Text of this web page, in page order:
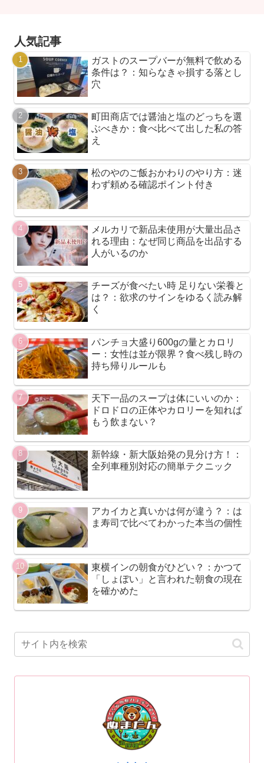
人気記事
ガストのスープバーが無料で飲める
条件は？：知らなきゃ損する落とし
穴
町田商店では醤油と塩のどっちを選
ぶべきか：食べ比べて出した私の答
え
松のやのご飯おかわりのやり方：迷
わず頼める確認ポイント付き
メルカリで新品未使用が大量出品さ
れる理由：なぜ同じ商品を出品する
人がいるのか
チーズが食べたい時 足りない栄養と
は？：欲求のサインをゆるく読み解
く
パンチョ大盛り600gの量とカロリ
ー：女性は並が限界？食べ残し時の
持ち帰りルールも
天下一品のスープは体にいいのか：
ドロドロの正体やカロリーを知れば
もう飲まない？
新幹線・新大阪始発の見分け方！：
全列車種別対応の簡単テクニック
アカイカと真いかは何が違う？：は
ま寿司で比べてわかった本当の個性
東横インの朝食がひどい？：かつて
「しょぼい」と言われた朝食の現在
を確かめた